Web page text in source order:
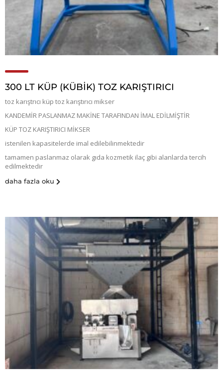
300 LT KÜP (KÜBIK) TOZ KARIŞTIRICI
toz karıştrıcı küp toz karıştırıcı mikser
KANDEMİR PASLANMAZ MAKİNE TARAFINDAN İMAL EDİLMİŞTİR
KÜP TOZ KARIŞTIRICI MİKSER
istenilen kapasitelerde imal edilebilinmektedir
tamamen paslanmaz olarak gıda kozmetik ilaç gibi alanlarda tercih
edilmektedir
daha fazla oku